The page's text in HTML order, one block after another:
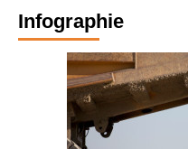
Infographie